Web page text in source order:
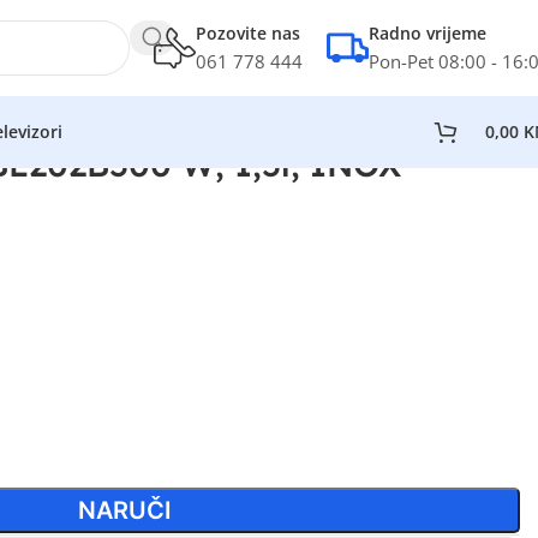
Pozovite nas
061 778 444
Radno vrijeme
Pon-Pet 08:00 -
0,00
W; 1,5l; INOX
NARUČI